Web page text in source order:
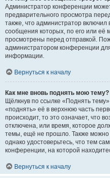
Администратор конференции
предварительного просмотра
также, что администратор включил
сообщения которых, по его или
просмотрены перед отправкой.
администратором конференции
информации.
Вернуться к началу
Как мне вновь поднять мою тему?
Щёлкнув по ссылке «Поднять
«поднять» её в верхнюю часть
происходит, то это означает, что
отключена, или время, которое
темы, ещё не прошло. Также можно
однако удостоверьтесь, что тем
конференции, на которой
Вернуться к началу